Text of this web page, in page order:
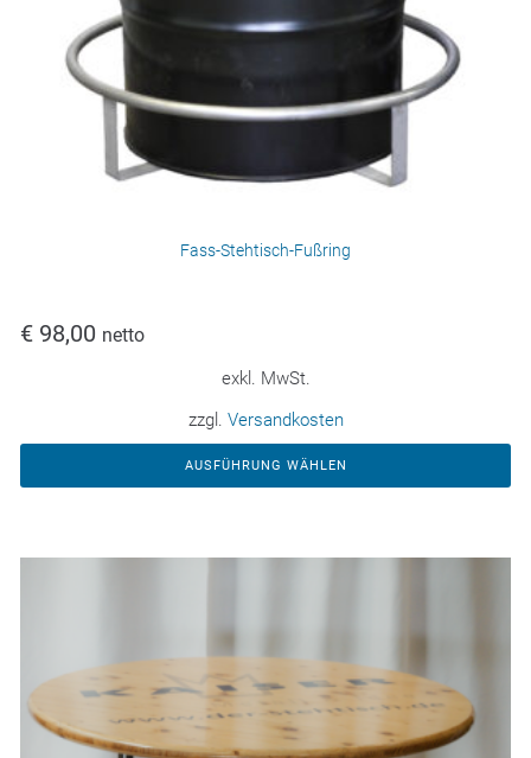
Fass-Stehtisch-Fußring
€ 98,00 netto
exkl. MwSt.
zzgl. Versandkosten
AUSFÜHRUNG WÄHLEN